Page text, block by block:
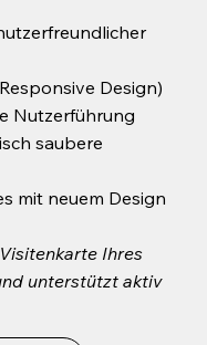
Design)
Nutzerführung
saubere
mit neuem Design
Ihres
unterstützt aktiv